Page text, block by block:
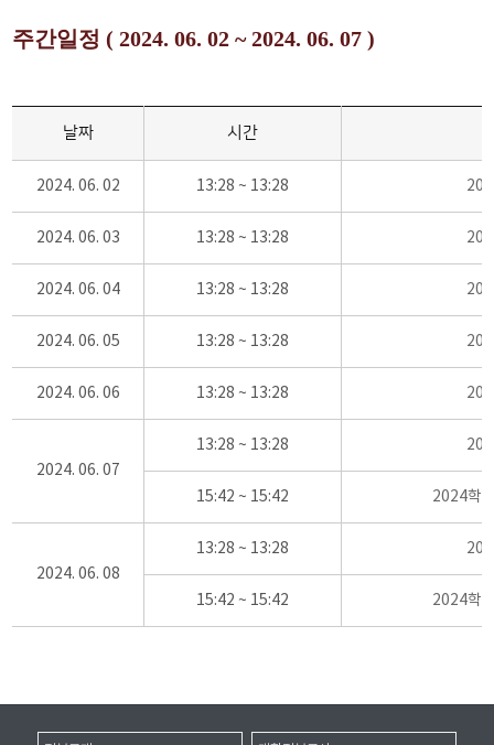
주간일정 ( 2024. 06. 02 ~ 2024. 06. 07 )
날짜 시간
2024. 06. 02 13:28 ~ 13:28
2024. 06. 03 13:28 ~ 13:28
2024. 06. 04 13:28 ~ 13:28
2024. 06. 05 13:28 ~ 13:28
2024. 06. 06 13:28 ~ 13:28
2024. 06. 07
13:28 ~ 13:28
15:42 ~ 15:42 2024학
2024. 06. 08
13:28 ~ 13:28
15:42 ~ 15:42 2024학